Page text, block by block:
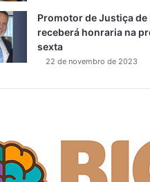
Promotor de Justiça de
receberá honraria na
sexta
22 de novembro de 2023